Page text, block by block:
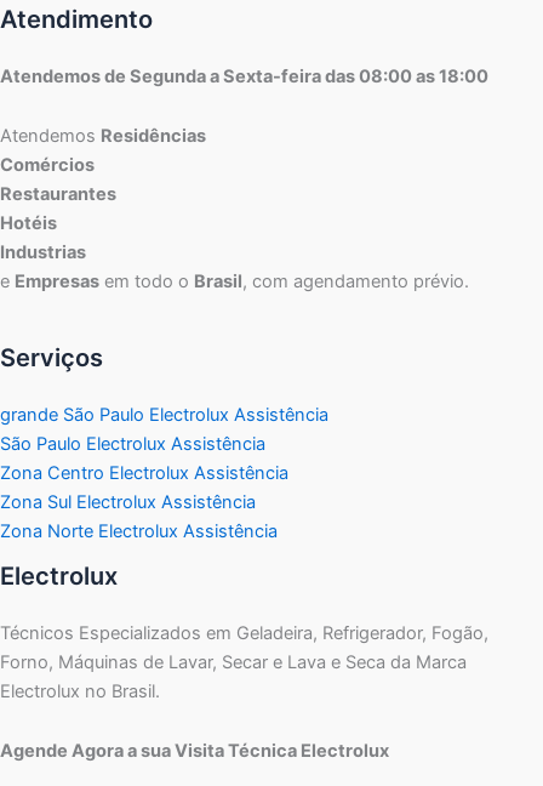
Atendimento
Atendemos de Segunda a Sexta-feira das 08:00 as 18:00
Atendemos Residências
Comércios
Restaurantes
Hotéis
Industrias
e Empresas em todo o Brasil, com agendamento prévio.
Serviços
grande São Paulo Electrolux Assistência
São Paulo Electrolux Assistência
Zona Centro Electrolux Assistência
Zona Sul Electrolux Assistência
Zona Norte Electrolux Assistência
Electrolux
Técnicos Especializados em Geladeira, Refrigerador, Fogão,
Forno, Máquinas de Lavar, Secar e Lava e Seca da Marca
Electrolux no Brasil.
Agende Agora a sua Visita Técnica Electrolux